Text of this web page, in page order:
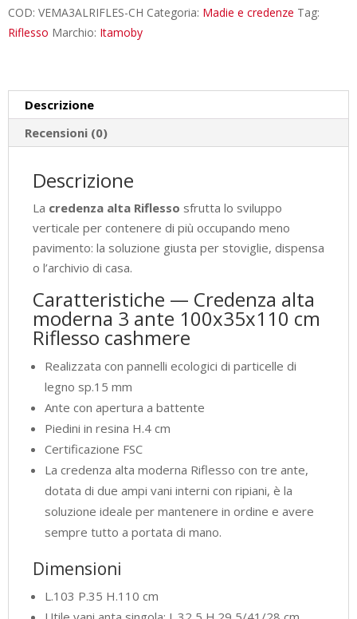
ante
100x35x110
cashmere
quantità
COD: VEMA3ALRIFLES-CH Categoria: Madie e credenze Tag:
Riflesso Marchio: Itamoby
Descrizione
Recensioni (0)
Descrizione
La credenza alta Riflesso sfrutta lo sviluppo
verticale per contenere di più occupando meno
pavimento: la soluzione giusta per stoviglie, dispensa
o l’archivio di casa.
Caratteristiche — Credenza alta
moderna 3 ante 100x35x110 cm
Riflesso cashmere
Realizzata con pannelli ecologici di particelle di
legno sp.15 mm
Ante con apertura a battente
Piedini in resina H.4 cm
Certificazione FSC
La credenza alta moderna Riflesso con tre ante,
dotata di due ampi vani interni con ripiani, è la
soluzione ideale per mantenere in ordine e avere
sempre tutto a portata di mano.
Dimensioni
L.103 P.35 H.110 cm